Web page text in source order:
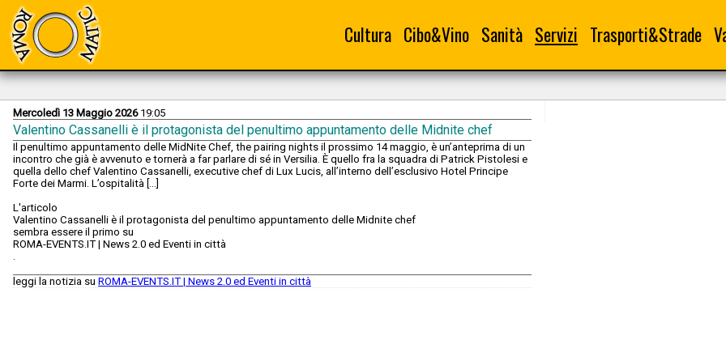
Cultura Cibo&Vino Sanità Servizi Trasporti&Strade
Mercoledì 13 Maggio 202619:05
Valentino Cassanelli è il protagonista del penultimo appuntamento delle Midnite chef
Il penultimo appuntamento delle MidNite Chef, the pairing nights il prossimo 14 maggio, è un’anteprima di un
incontro che già è avvenuto e tornerà a far parlare di sé in Versilia. È quello fra la squadra di Patrick Pistolesi e
quella dello chef Valentino Cassanelli, executive chef di Lux Lucis, all’interno dell’esclusivo Hotel Principe
Forte dei Marmi. L’ospitalità […]
L'articolo
Valentino Cassanelli è il protagonista del penultimo appuntamento delle Midnite chef
sembra essere il primo su
ROMA-EVENTS.IT | News 2.0 ed Eventi in città
.
leggi la notizia su ROMA-EVENTS.IT | News 2.0 ed Eventi in città